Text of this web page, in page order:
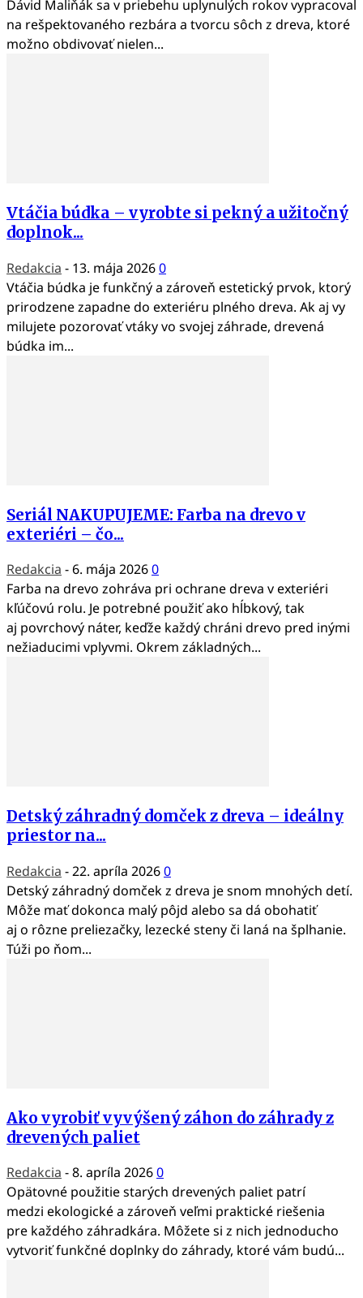
Dávid Maliňák sa v priebehu uplynulých rokov vypracoval
na rešpektovaného rezbára a tvorcu sôch z dreva, ktoré
možno obdivovať nielen...
Vtáčia búdka – vyrobte si pekný a užitočný
doplnok...
Redakcia - 13. mája 20260
Vtáčia búdka je funkčný a zároveň estetický prvok, ktorý
prirodzene zapadne do exteriéru plného dreva. Ak aj vy
milujete pozorovať vtáky vo svojej záhrade, drevená
búdka im...
Seriál NAKUPUJEME: Farba na drevo v
exteriéri – čo...
Redakcia -6. mája 20260
Farba na drevo zohráva pri ochrane dreva v exteriéri
kľúčovú rolu. Je potrebné použiť ako hĺbkový, tak
aj povrchový náter, keďže každý chráni drevo pred inými
nežiaducimi vplyvmi. Okrem základných...
Detský záhradný domček z dreva – ideálny
priestor na...
Redakcia -22. apríla 20260
Detský záhradný domček z dreva je snom mnohých detí.
Môže mať dokonca malý pôjd alebo sa dá obohatiť
aj o rôzne preliezačky, lezecké steny či laná na šplhanie.
Túži po ňom...
Ako vyrobiť vyvýšený záhon do záhrady z
drevených paliet
Redakcia -8. apríla 20260
Opätovné použitie starých drevených paliet patrí
medzi ekologické a zároveň veľmi praktické riešenia
pre každého záhradkára. Môžete si z nich jednoducho
vytvoriť funkčné doplnky do záhrady, ktoré vám budú...